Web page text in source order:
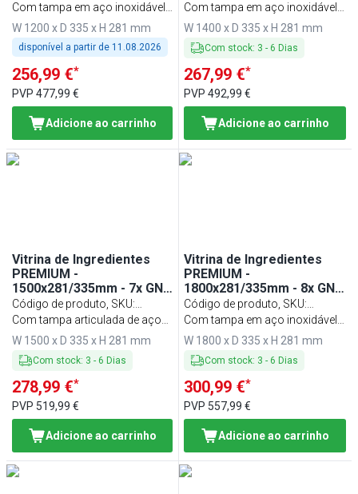
AGG123END
Com tampa em aço inoxidável
articulada
W 1200 x D 335 x H 281 mm
disponível a partir de 11.08.2026
256,99 €*
PVP 477,99 €
Adicione ao carrinho
AGG143END
Com tampa em aço inoxidável
articulada
W 1400 x D 335 x H 281 mm
Com stock: 3 - 6 Dias
267,99 €*
PVP492,99 €
Adicione ao carrinho
Vitrina de Ingredientes
PREMIUM -
1500x281/335mm - 7x GN
1/4
Código de produto, SKU:
AGG153END
Com tampa articulada de aço
inoxidável
W 1500 x D 335 x H 281 mm
Com stock: 3 - 6 Dias
278,99 €*
PVP 519,99 €
Adicione ao carrinho
Vitrina de Ingredientes
PREMIUM -
1800x281/335mm - 8x GN
1/4
Código de produto, SKU:
AGG183END
Com tampa em aço inoxidável
articulada
W 1800 x D 335 x H 281 mm
Com stock: 3 - 6 Dias
300,99 €*
PVP 557,99 €
Adicione ao carrinho